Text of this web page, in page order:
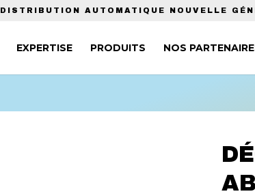
DISTRIBUTION AUTOMATIQUE NOUVELLE
EXPERTISE PRODUITS NOS